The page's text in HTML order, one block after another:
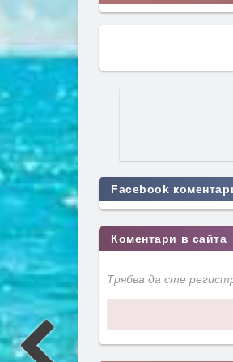
Facebook
Коментари в сайта
Трябва да сте